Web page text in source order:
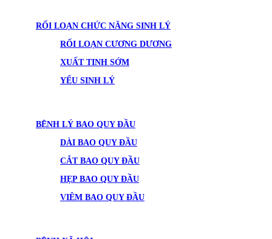
RỐI LOẠN CHỨC NĂNG SINH LÝ
RỐI LOẠN CƯƠNG DƯƠNG
XUẤT TINH SỚM
YẾU SINH LÝ
BỆNH LÝ BAO QUY ĐẦU
DÀI BAO QUY ĐẦU
CẮT BAO QUY ĐẦU
HẸP BAO QUY ĐẦU
VIÊM BAO QUY ĐẦU